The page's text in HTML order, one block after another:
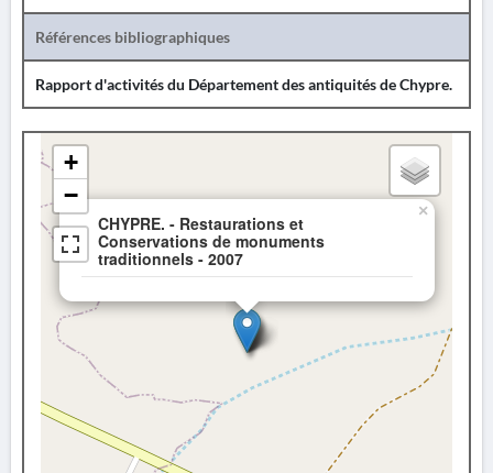
Références bibliographiques
Rapport d'activités du Département des antiquités de Chypre.
CHYPRE. - Restaurations et
Conservations de monuments
traditionnels - 2007
×
+
−